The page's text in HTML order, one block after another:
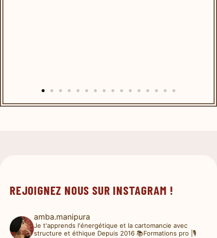
REJOIGNEZ NOUS SUR INSTAGRAM !
amba.manipura
Je t'apprends l'énergétique et la cartomancie avec
structure et éthique Depuis 2016 📚Formations pro |🎙️